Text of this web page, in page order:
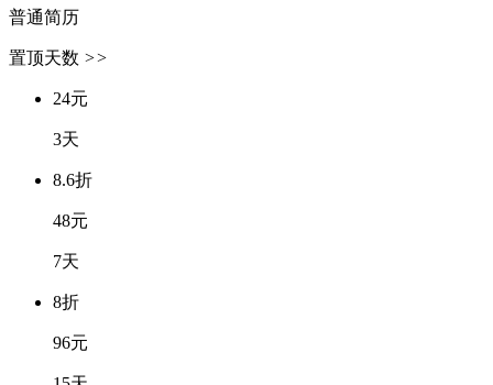
普通简历
置顶天数 >>
24元
3天
8.6折
48元
7天
8折
96元